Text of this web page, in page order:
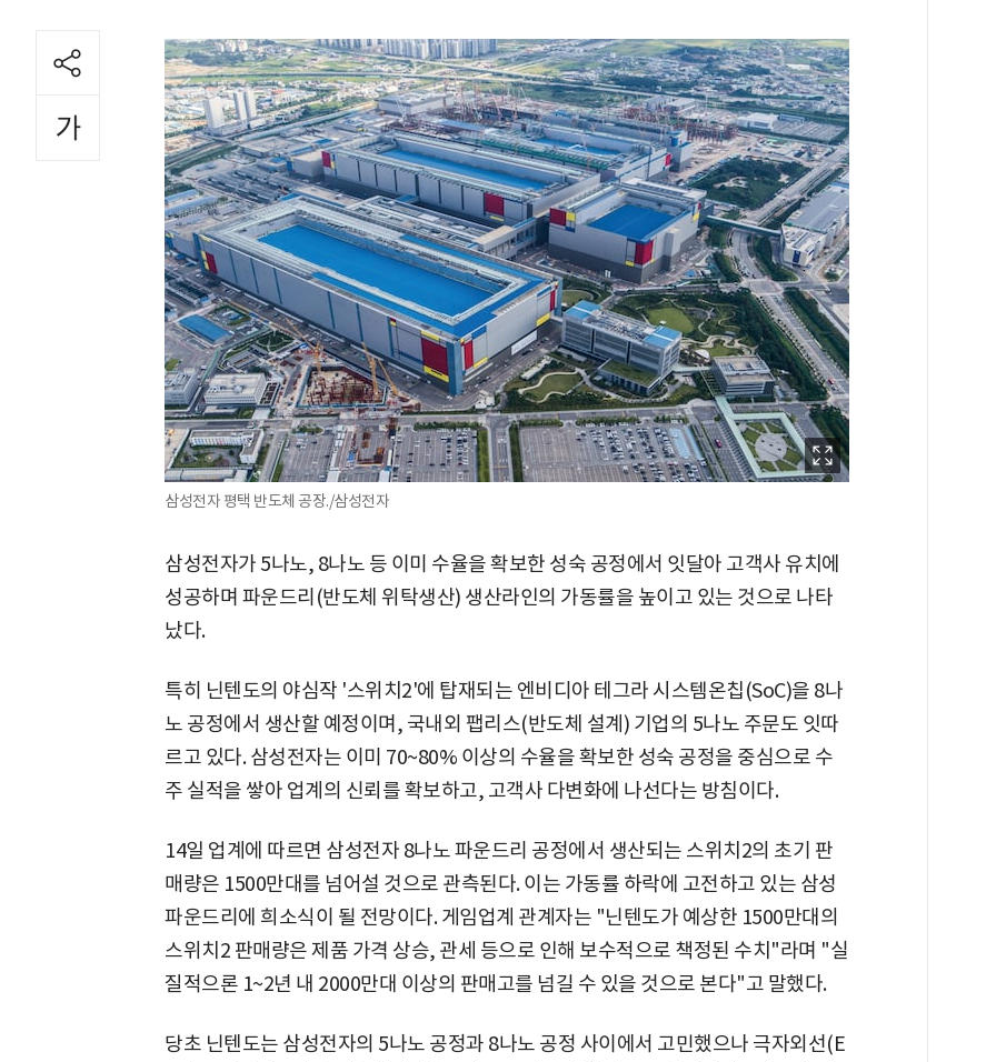
삼성전자 평택 반도체 공장./삼성전자
삼성전자가 5나노, 8나노 등 이미 수율을 확보한 성숙 공정에서 잇달아 고객사 유치에
성공하며 파운드리(반도체 위탁생산) 생산라인의 가동률을 높이고 있는 것으로 나타
났다.
특히 닌텐도의 야심작 '스위치2'에 탑재되는 엔비디아 테그라 시스템온칩(SoC)을 8나
노 공정에서 생산할 예정이며, 국내외 팹리스(반도체 설계) 기업의 5나노 주문도 잇따
르고 있다. 삼성전자는 이미 70~80% 이상의 수율을 확보한 성숙 공정을 중심으로 수
주 실적을 쌓아 업계의 신뢰를 확보하고, 고객사 다변화에 나선다는 방침이다.
14일 업계에 따르면 삼성전자 8나노 파운드리 공정에서 생산되는 스위치2의 초기 판
매량은 1500만대를 넘어설 것으로 관측된다. 이는 가동률 하락에 고전하고 있는 삼성
파운드리에 희소식이 될 전망이다. 게임업계 관계자는 "닌텐도가 예상한 1500만대의
스위치2 판매량은 제품 가격 상승, 관세 등으로 인해 보수적으로 책정된 수치"라며 "실
질적으론 1~2년 내 2000만대 이상의 판매고를 넘길 수 있을 것으로 본다"고 말했다.
당초 닌텐도는 삼성전자의 5나노 공정과 8나노 공정 사이에서 고민했으나 극자외선(E